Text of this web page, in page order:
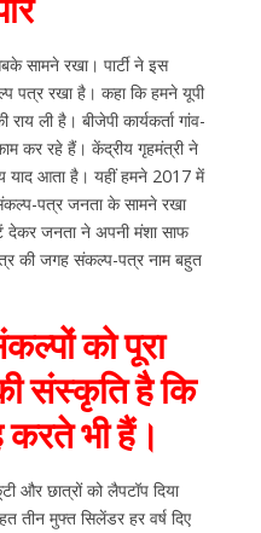
सामने रखा। पार्टी ने इस
पत्र रखा है। कहा कि हमने यूपी
ली है। बीजेपी कार्यकर्ता गांव-
कर रहे हैं। केंद्रीय गृहमंत्री ने
याद आता है। यहीं हमने 2017 में
पत्र जनता के सामने रखा
जनता ने अपनी मंशा साफ
की जगह संकल्प-पत्र नाम बहुत
को पूरा
संस्कृति है कि
भी हैं।
और छात्रों को लैपटॉप दिया
तीन मुफ्त सिलेंडर हर वर्ष दिए